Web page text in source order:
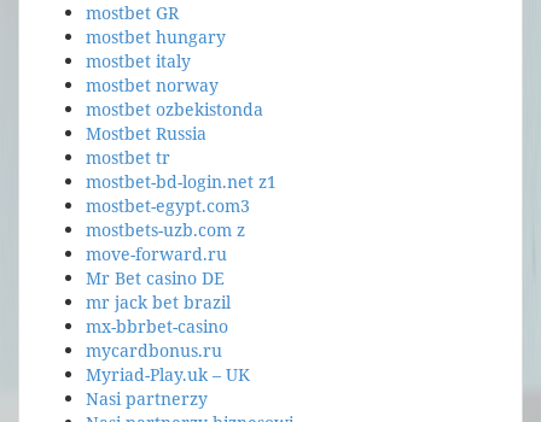
mostbet GR
mostbet hungary
mostbet italy
mostbet norway
mostbet ozbekistonda
Mostbet Russia
mostbet tr
mostbet-bd-login.net z1
mostbet-egypt.com3
mostbets-uzb.com z
move-forward.ru
Mr Bet casino DE
mr jack bet brazil
mx-bbrbet-casino
mycardbonus.ru
Myriad-Play.uk – UK
Nasi partnerzy